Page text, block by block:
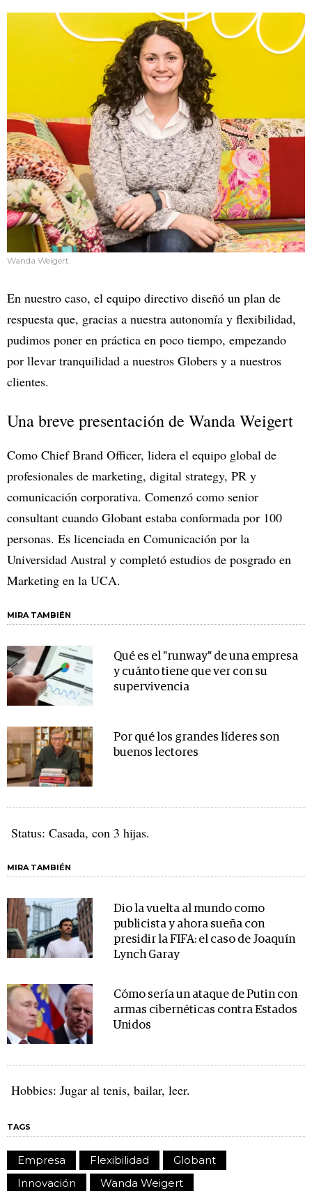
Wanda Weigert.
En nuestro caso, el equipo directivo diseñó un plan de
respuesta que, gracias a nuestra autonomía y flexibilidad,
pudimos poner en práctica en poco tiempo, empezando
por llevar tranquilidad a nuestros Globers y a nuestros
clientes.
Una breve presentación de Wanda Weigert
Como Chief Brand Officer, lidera el equipo global de
profesionales de marketing, digital strategy, PR y
comunicación corporativa. Comenzó como senior
consultant cuando Globant estaba conformada por 100
personas. Es licenciada en Comunicación por la
Universidad Austral y completó estudios de posgrado en
Marketing en la UCA.
MIRA TAMBIÉN
Qué es el "runway" de una empresa
y cuánto tiene que ver con su
supervivencia
Por qué los grandes líderes son
buenos lectores
Status: Casada, con 3 hijas.
MIRA TAMBIÉN
Dio la vuelta al mundo como
publicista y ahora sueña con
presidir la FIFA: el caso de Joaquín
Lynch Garay
Cómo sería un ataque de Putin con
armas cibernéticas contra Estados
Unidos
Hobbies: Jugar al tenis, bailar, leer.
TAGS
Empresa Flexibilidad
Globant
Innovación
Wanda Weigert